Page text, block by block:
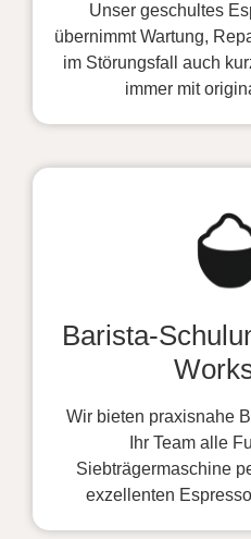
Unser geschultes
übernimmt Wartung,
im Störungsfall auch
immer mit
Barista-
Wir bieten praxisnahe
Ihr Team alle
Siebträgermaschine
exzellenten